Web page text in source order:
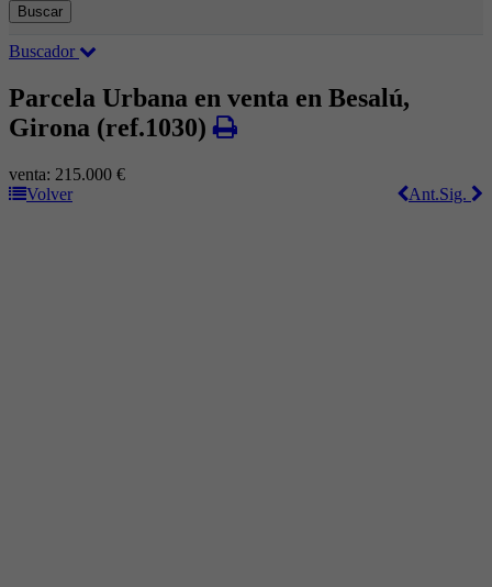
Buscar
Buscador
Parcela Urbana en venta en Besalú,
Girona (ref.1030)
venta: 215.000 €
Volver
Sig.
Ant.